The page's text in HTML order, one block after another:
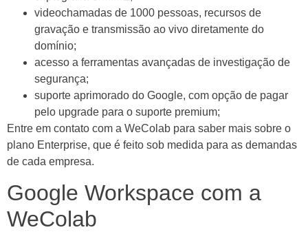
videochamadas de 1000 pessoas, recursos de
gravação e transmissão ao vivo diretamente do
domínio;
acesso a ferramentas avançadas de investigação de
segurança;
suporte aprimorado do Google, com opção de pagar
pelo upgrade para o suporte premium;
Entre em contato com a WeColab para saber mais sobre o
plano Enterprise, que é feito sob medida para as demandas
de cada empresa.
Google Workspace com a
WeColab